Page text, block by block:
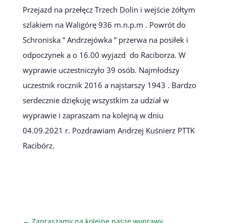
Przejazd na przełęcz Trzech Dolin i wejście żółtym
szlakiem na Waligórę 936 m.n.p.m . Powrót do
Schroniska ” Andrzejówka ” przerwa na posiłek i
odpoczynek a o 16.00 wyjazd do Raciborza. W
wyprawie uczestniczyło 39 osób. Najmłodszy
uczestnik rocznik 2016 a najstarszy 1943 . Bardzo
serdecznie dziękuję wszystkim za udział w
wyprawie i zapraszam na kolejną w dniu
04.09.2021 r. Pozdrawiam Andrzej Kuśnierz PTTK
Racibórz.